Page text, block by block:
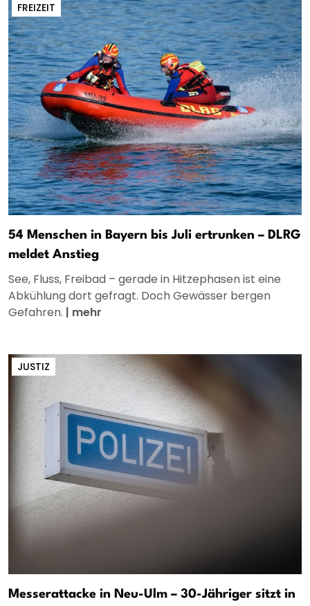
FREIZEIT
54 Menschen in Bayern bis Juli ertrunken – DLRG
meldet Anstieg
See, Fluss, Freibad – gerade in Hitzephasen ist eine
Abkühlung dort gefragt. Doch Gewässer bergen
Gefahren. | mehr
JUSTIZ
Messerattacke in Neu-Ulm – 30-Jähriger sitzt in